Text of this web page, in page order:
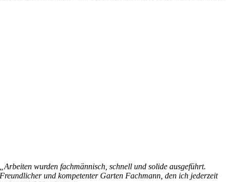
„Arbeiten wurden fachmännisch, schnell und solide ausgeführt.
Freundlicher und kompetenter Garten Fachmann, den ich jederzeit